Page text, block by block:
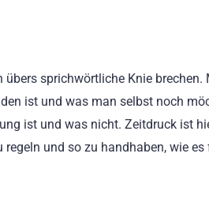
sprichwörtliche Knie brechen.
ist und was man selbst noch
ist und was nicht. Zeitdruck ist
und so zu handhaben, wie es